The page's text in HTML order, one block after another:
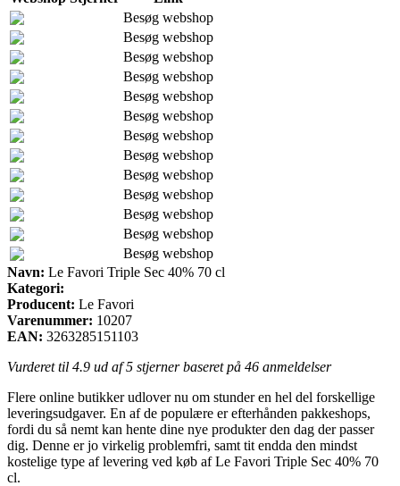
Besøg webshop
Besøg webshop
Besøg webshop
Besøg webshop
Besøg webshop
Besøg webshop
Besøg webshop
Besøg webshop
Besøg webshop
Besøg webshop
Besøg webshop
Besøg webshop
Besøg webshop
Navn: Le Favori Triple Sec 40% 70 cl
Kategori:
Producent: Le Favori
Varenummer: 10207
EAN: 3263285151103
Vurderet til 4.9 ud af 5 stjerner baseret på 46 anmeldelser
Flere online butikker udlover nu om stunder en hel del forskellige
leveringsudgaver. En af de populære er efterhånden pakkeshops,
fordi du så nemt kan hente dine nye produkter den dag der passer
dig. Denne er jo virkelig problemfri, samt tit endda den mindst
kostelige type af levering ved køb af Le Favori Triple Sec 40% 70
cl.